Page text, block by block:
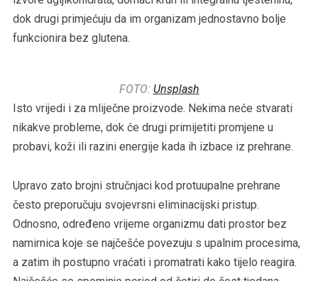
dok drugi primjećuju da im organizam jednostavno bolje
funkcionira bez glutena.
FOTO: Unsplash
Isto vrijedi i za mliječne proizvode. Nekima neće stvarati
nikakve probleme, dok će drugi primijetiti promjene u
probavi, koži ili razini energije kada ih izbace iz prehrane.
Upravo zato brojni stručnjaci kod protuupalne prehrane
često preporučuju svojevrsni eliminacijski pristup.
Odnosno, određeno vrijeme organizmu dati prostor bez
namirnica koje se najčešće povezuju s upalnim procesima,
a zatim ih postupno vraćati i promatrati kako tijelo reagira.